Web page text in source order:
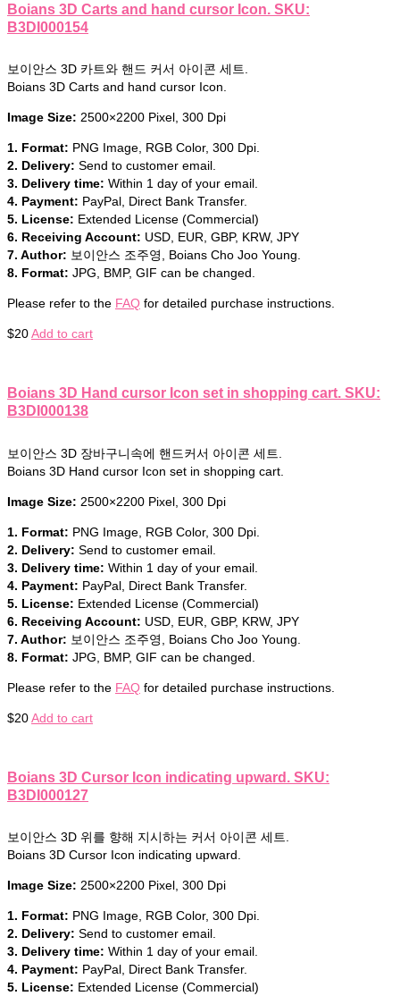
Boians 3D Carts and hand cursor Icon. SKU:
B3DI000154
보이안스 3D 카트와 핸드 커서 아이콘 세트.
Boians 3D Carts and hand cursor Icon.
Image Size: 2500×2200 Pixel, 300 Dpi
1. Format: PNG Image, RGB Color, 300 Dpi.
2. Delivery: Send to customer email.
3. Delivery time: Within 1 day of your email.
4. Payment: PayPal, Direct Bank Transfer.
5. License: Extended License (Commercial)
6. Receiving Account: USD, EUR, GBP, KRW, JPY
7. Author: 보이안스 조주영, Boians Cho Joo Young.
8. Format: JPG, BMP, GIF can be changed.
Please refer to the FAQ for detailed purchase instructions.
$20Add to cart
Boians 3D Hand cursor Icon set in shopping cart. SKU:
B3DI000138
보이안스 3D 장바구니속에 핸드커서 아이콘 세트.
Boians 3D Hand cursor Icon set in shopping cart.
Image Size: 2500×2200 Pixel, 300 Dpi
1. Format: PNG Image, RGB Color, 300 Dpi.
2. Delivery: Send to customer email.
3. Delivery time: Within 1 day of your email.
4. Payment: PayPal, Direct Bank Transfer.
5. License: Extended License (Commercial)
6. Receiving Account: USD, EUR, GBP, KRW, JPY
7. Author: 보이안스 조주영, Boians Cho Joo Young.
8. Format: JPG, BMP, GIF can be changed.
Please refer to the FAQ for detailed purchase instructions.
$20Add to cart
Boians 3D Cursor Icon indicating upward. SKU:
B3DI000127
보이안스 3D 위를 향해 지시하는 커서 아이콘 세트.
Boians 3D Cursor Icon indicating upward.
Image Size: 2500×2200 Pixel, 300 Dpi
1. Format: PNG Image, RGB Color, 300 Dpi.
2. Delivery: Send to customer email.
3. Delivery time: Within 1 day of your email.
4. Payment: PayPal, Direct Bank Transfer.
5. License: Extended License (Commercial)